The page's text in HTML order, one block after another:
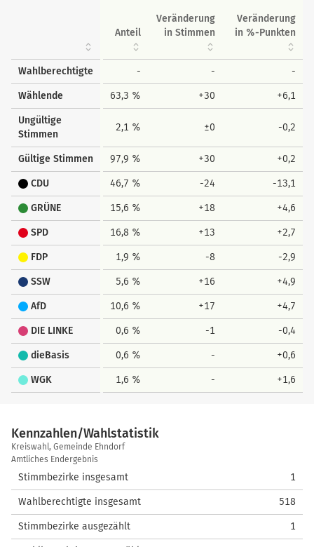
Anteil
Veränderung
in Stimmen
Veränderung
in %-Punkten
Wahlberechtigte - - -
Wählende 63,3 % +30 +6,1
Ungültige
Stimmen
2,1 % ±0 -0,2
Gültige Stimmen 97,9 % +30 +0,2
CDU 46,7 % -24 -13,1
GRÜNE 15,6 % +18 +4,6
SPD 16,8 % +13 +2,7
FDP 1,9 % -8 -2,9
SSW 5,6 % +16 +4,9
AfD 10,6 % +17 +4,7
DIE LINKE 0,6 % -1 -0,4
dieBasis 0,6 % - +0,6
WGK 1,6 % - +1,6
Kennzahlen/Wahlstatistik
Kennzahlen/Wahlstatistik
Kreiswahl, Gemeinde Ehndorf
Amtliches Endergebnis
Stimmbezirke insgesamt 1
Wahlberechtigte insgesamt 518
Stimmbezirke ausgezählt 1